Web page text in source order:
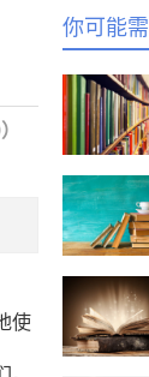
使
你可能